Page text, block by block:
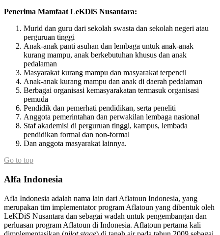
Penerima Mamfaat LeKDiS Nusantara:
Murid dan guru dari sekolah swasta dan sekolah negeri atau
perguruan tinggi
Anak-anak panti asuhan dan lembaga untuk anak-anak
kurang mampu, anak berkebutuhan khusus dan anak
pedalaman
Masyarakat kurang mampu dan masyarakat terpencil
Anak-anak kurang mampu dan anak di daerah pedalaman
Berbagai organisasi kemasyarakatan termasuk organisasi
pemuda
Pendidik dan pemerhati pendidikan, serta peneliti
Anggota pemerintahan dan perwakilan lembaga nasional
Staf akademisi di perguruan tinggi, kampus, lembada
pendidikan formal dan non-formal
Dan anggota masyarakat lainnya.
Go to top
Alfa Indonesia
Afla Indonesia adalah nama lain dari Aflatoun Indonesia, yang
merupakan tim implementator program Aflatoun yang dibentuk oleh
LeKDiS Nusantara dan sebagai wadah untuk pengembangan dan
perluasan program Aflatoun di Indonesia. Aflatoun pertama kali